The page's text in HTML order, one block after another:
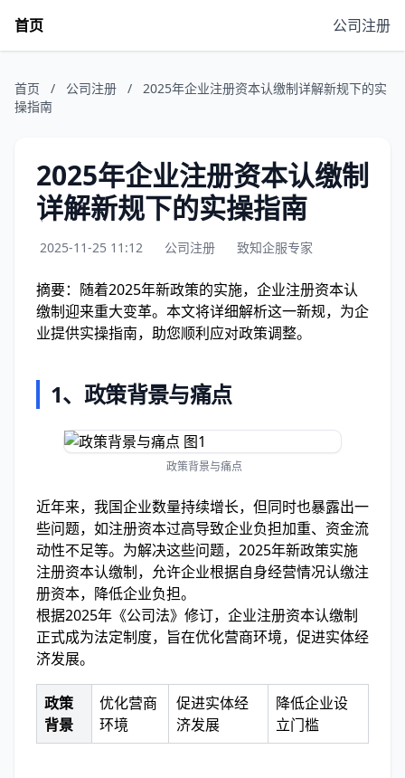
首页 公司注册
首页 / 公司注册 /
2025年企业注册资本认缴制详解新规下的实
操指南
2025年企业注册资本认缴制
详解新规下的实操指南
2025-11-25 11:12 公司注册 致知企服专家
摘要：随着2025年新政策的实施，企业注册资本认
缴制迎来重大变革。本文将详细解析这一新规，为企
业提供实操指南，助您顺利应对政策调整。
1、政策背景与痛点
政策背景与痛点
近年来，我国企业数量持续增长，但同时也暴露出一
些问题，如注册资本过高导致企业负担加重、资金流
动性不足等。为解决这些问题，2025年新政策实施
注册资本认缴制，允许企业根据自身经营情况认缴注
册资本，降低企业负担。
根据2025年《公司法》修订，企业注册资本认缴制
正式成为法定制度，旨在优化营商环境，促进实体经
济发展。
政策
背景
优化营商
环境
促进实体经
济发展
降低企业设
立门槛